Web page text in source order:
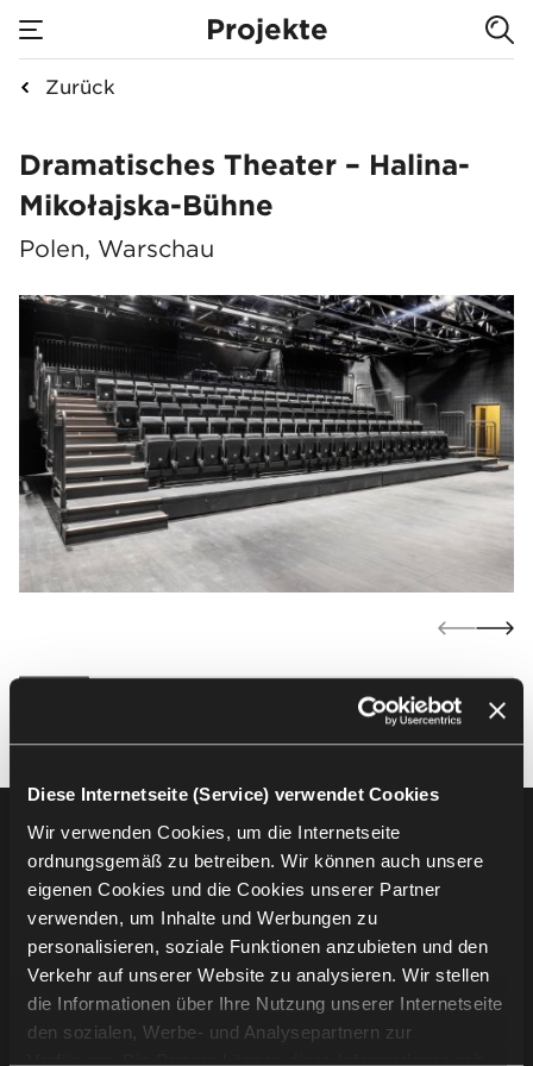
Diese Internetseite (Service) verwendet Cookies
Wir verwenden Cookies, um die Internetseite
ordnungsgemäß zu betreiben. Wir können auch unsere
eigenen Cookies und die Cookies unserer Partner
verwenden, um Inhalte und Werbungen zu
personalisieren, soziale Funktionen anzubieten und den
Verkehr auf unserer Website zu analysieren. Wir stellen
die Informationen über Ihre Nutzung unserer Internetseite
den sozialen, Werbe- und Analysepartnern zur
Verfügung. Die Partner können diese Informationen mit
Projekte
Zurück
Dramatisches
Dramatisches Theater – Halina-
Mikołajska-Bühne
Polen, Warschau
Footer
Produkte
Auditoriumsbestuhlung
Stadionbestuhlung
Unternehmensinformation